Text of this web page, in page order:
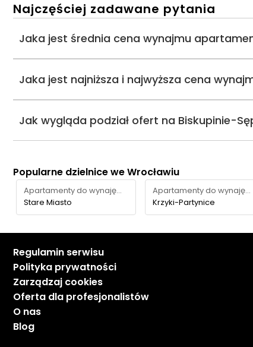
Najczęściej zadawane pytania
Jaka jest średnia cena wynajmu
Jaka jest najniższa i najwyższa cena
Jak wygląda podział ofert na Biskupinie-
Popularne dzielnice we Wrocławiu
Apartamenty do wynajęcia
Stare Miasto
Apartamenty do wynajęcia
Krzyki-Partynice
Regulamin serwisu
Polityka prywatności
Zarządzaj cookies
Oferta dla profesjonalistów
O nas
Blog